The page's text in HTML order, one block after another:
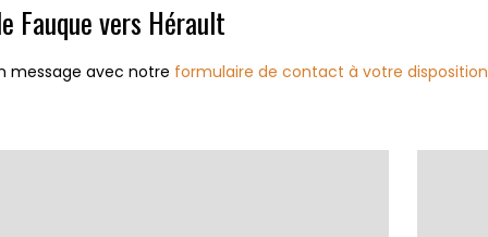
Fauque vers Hérault
message avec notre formulaire de contact à votre disposition